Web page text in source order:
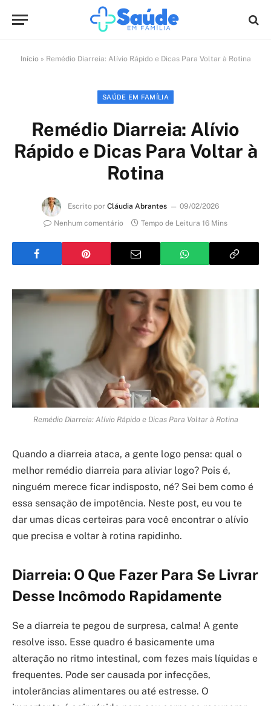
Início » Remédio Diarreia: Alívio Rápido e Dicas Para Voltar à Rotina
SAÚDE EM FAMÍLIA
Remédio Diarreia: Alívio
Rápido e Dicas Para Voltar à
Rotina
Escrito por Cláudia Abrantes
09/02/2026
Nenhum comentário
Tempo de Leitura 16 Mins
Remédio Diarreia: Alívio Rápido e Dicas Para Voltar à Rotina
Quando a diarreia ataca, a gente logo pensa: qual o
melhor remédio diarreia para aliviar logo? Pois é,
ninguém merece ficar indisposto, né? Sei bem como é
essa sensação de impotência. Neste post, eu vou te
dar umas dicas certeiras para você encontrar o alívio
que precisa e voltar à rotina rapidinho.
Diarreia: O Que Fazer Para Se Livrar
Desse Incômodo Rapidamente
Se a diarreia te pegou de surpresa, calma! A gente
resolve isso. Esse quadro é basicamente uma
alteração no ritmo intestinal, com fezes mais líquidas e
frequentes. Pode ser causada por infecções,
intolerâncias alimentares ou até estresse. O